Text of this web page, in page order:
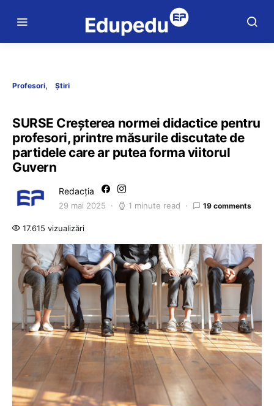
Profesori Știri
SURSE Creșterea normei didactice pentru
profesori, printre măsurile discutate de
partidele care ar putea forma viitorul
Guvern
Redacția
29 mai 2025 1 minute read 19 comments
17.615 vizualizări